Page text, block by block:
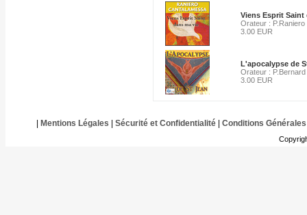
Viens Esprit Saint
Orateur :
3.00 EUR
L'apocalypse de
Orateur :
3.00 EUR
Mentions Légales Sécurité et Confidentialité| Conditions Générales